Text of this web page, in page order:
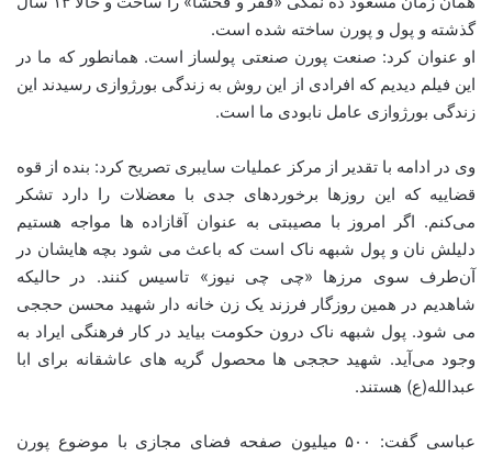
گذشته و پول و پورن ساخته شده است.
او عنوان کرد: صنعت پورن صنعتی پولساز است. همانطور که ما در
این فیلم دیدیم که افرادی از این روش به زندگی بورژوازی رسیدند این
زندگی بورژوازی عامل نابودی ما است.
وی در ادامه با تقدیر از مرکز عملیات سایبری تصریح کرد: بنده از قوه
قضاییه که این روزها برخوردهای جدی با معضلات را دارد تشکر
می‌کنم. اگر امروز با مصیبتی به عنوان آقازاده ها مواجه هستیم
دلیلش نان و پول شبهه ناک است که باعث می شود بچه هایشان در
آن‌طرف سوی مرزها «چی چی نیوز» تاسیس کنند. در حالیکه
شاهدیم در همین روزگار فرزند یک زن خانه دار شهید محسن حججی
می شود. پول شبهه ناک درون حکومت بیاید در کار فرهنگی ایراد به
وجود می‌آید. شهید حججی ها محصول گریه های عاشقانه برای ابا
عبدالله(ع) هستند.
عباسی گفت: ۵۰۰ میلیون صفحه فضای مجازی با موضوع پورن